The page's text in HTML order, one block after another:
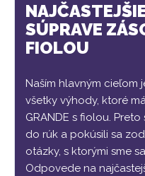
SÚPRAVE
FIOLOU
Naším hlavným cieľom
všetky výhody, ktoré
GRANDE s fiolou.
do rúk a pokúsili sa
otázky, s ktorými sme
Odpovede na